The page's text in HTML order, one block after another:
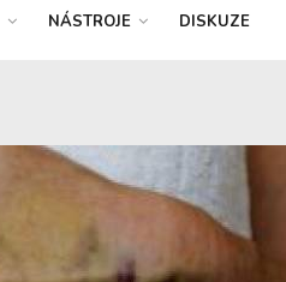
NÁSTROJE DISKUZE